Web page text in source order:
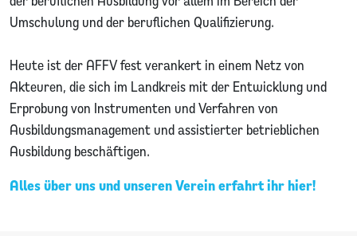
Umschulung und der beruflichen Qualifizierung.
Heute ist der AFFV fest verankert in einem Netz von
Akteuren, die sich im Landkreis mit der Entwicklung und
Erprobung von Instrumenten und Verfahren von
Ausbildungsmanagement und assistierter betrieblichen
Ausbildung beschäftigen.
Alles über uns und unseren Verein erfahrt ihr hier!